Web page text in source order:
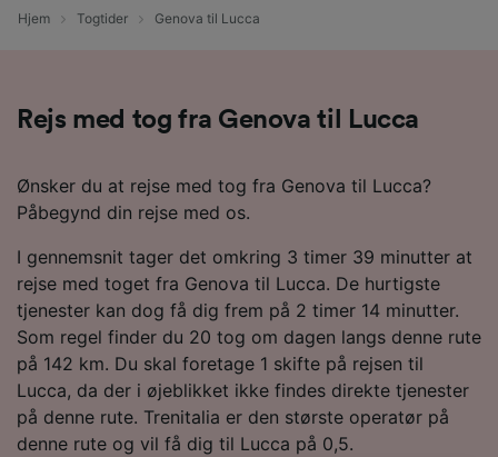
Hjem Togtider Genova til Lucca
Rejs med tog fra Genova til Lucca
Ønsker du at rejse med tog fra Genova til Lucca?
Påbegynd din rejse med os.
I gennemsnit tager det omkring 3 timer 39 minutter at
rejse med toget fra Genova til Lucca. De hurtigste
tjenester kan dog få dig frem på 2 timer 14 minutter.
Som regel finder du 20 tog om dagen langs denne rute
på 142 km. Du skal foretage 1 skifte på rejsen til
Lucca, da der i øjeblikket ikke findes direkte tjenester
på denne rute. Trenitalia er den største operatør på
denne rute og vil få dig til Lucca på 0,5.